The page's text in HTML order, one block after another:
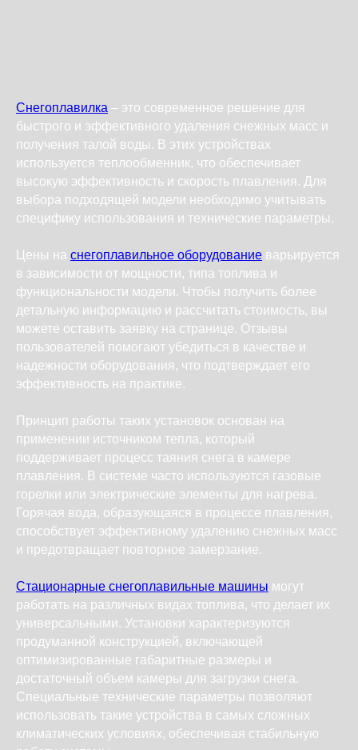
Снегоплавилка – это современное решение для
быстрого и эффективного удаления снежных масс и
получения талой воды. В этих устройствах
используется теплообменник, что обеспечивает
высокую эффективность и скорость плавления. Для
выбора подходящей модели необходимо учитывать
специфику использования и технические параметры.
Цены на снегоплавильное оборудование варьируется
в зависимости от мощности, типа топлива и
функциональности модели. Чтобы получить более
детальную информацию и рассчитать стоимость, вы
можете оставить заявку на странице. Отзывы
пользователей помогают убедиться в качестве и
надежности оборудования, что подтверждает его
эффективность на практике.
Принцип работы таких установок основан на
применении источником тепла, который
поддерживает процесс таяния снега в камере
плавления. В системе часто используются газовые
горелки или электрические элементы для нагрева.
Горячая вода, образующаяся в процессе плавления,
способствует эффективному удалению снежных масс
и предотвращает повторное замерзание.
Стационарные снегоплавильные машины могут
работать на различных видах топлива, что делает их
универсальными. Установки характеризуются
продуманной конструкцией, включающей
оптимизированные габаритные размеры и
достаточный объем камеры для загрузки снега.
Специальные технические параметры позволяют
использовать такие устройства в самых сложных
климатических условиях, обеспечивая стабильную